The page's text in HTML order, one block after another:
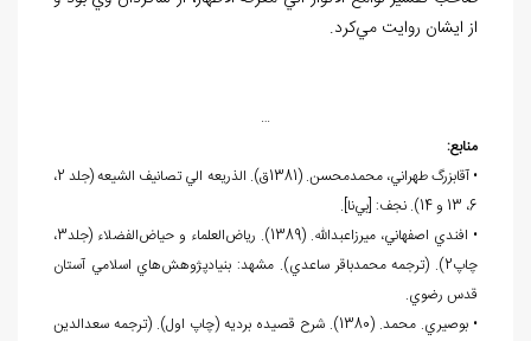
از ايشان روايت ميکرد.
…
منابع:
• آقابزرگ طهراني، محمدمحسن. (1381ق). الذريعه الي تصانيف الشيعه (جلد 2،
6، 13 و 14). نجف: [بي
نا].
• افندي اصفهاني، ميرزاعبدالله. (1389). رياض
العلماء و حياض
الفضلاء (جلد3،
چاپ2). (ترجمه محمدباقر ساعدي). مشهد: بنيادپژوهش
هاي اسلامي آستان
قدس رضوي.
• بوصيري. محمد. (1380). شرح قصيده برديه (چاپ اول). (ترجمه سعدالدين